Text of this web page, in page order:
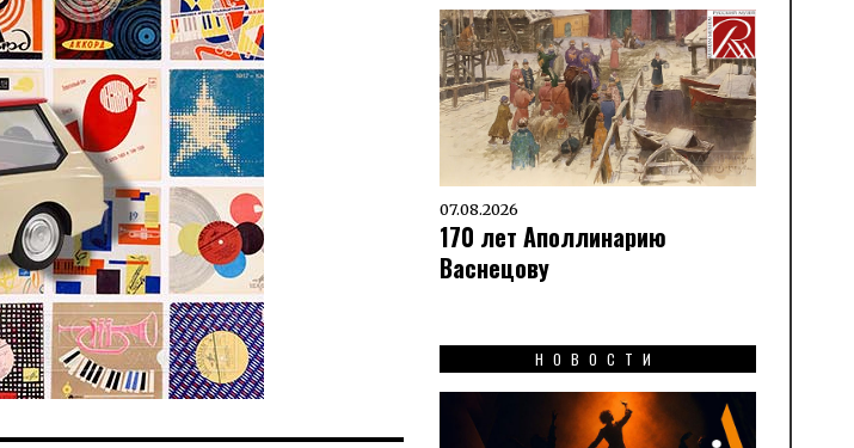
07.08.2026
170 лет Аполлинарию
Васнецову
НОВОСТИ